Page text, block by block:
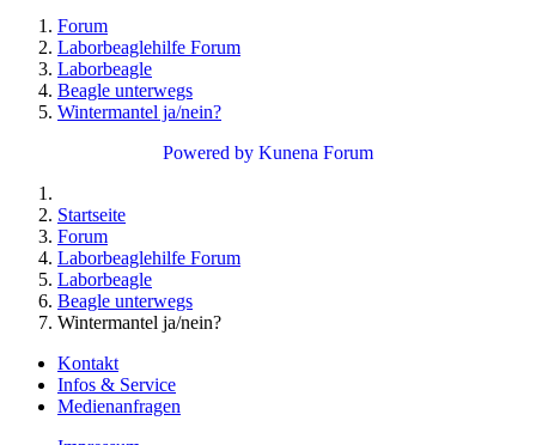
Forum
Laborbeaglehilfe Forum
Laborbeagle
Beagle unterwegs
Wintermantel ja/nein?
Powered by Kunena Forum
Startseite
Forum
Laborbeaglehilfe Forum
Laborbeagle
Beagle unterwegs
Wintermantel ja/nein?
Kontakt
Infos & Service
Medienanfragen